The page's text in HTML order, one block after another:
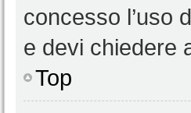
concesso l’uso
e devi chiedere
Top